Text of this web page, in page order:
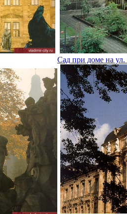
Сад при доме на